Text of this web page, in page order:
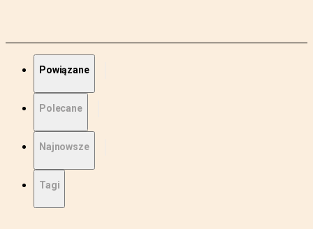
Powiązane
Polecane
Najnowsze
Tagi